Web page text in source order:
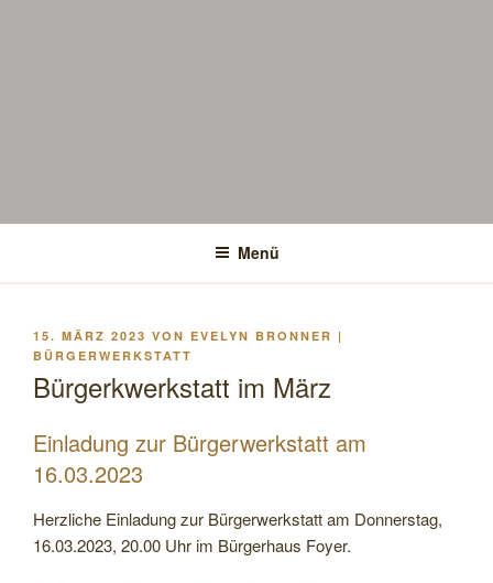
Menü
VERÖFFENTLICHT
AM
15. MÄRZ 2023 VON EVELYN BRONNER |
BÜRGERWERKSTATT
Bürgerkwerkstatt im März
Einladung zur Bürgerwerkstatt am
16.03.2023
Herzliche Einladung zur Bürgerwerkstatt am Donnerstag,
16.03.2023, 20.00 Uhr im Bürgerhaus Foyer.